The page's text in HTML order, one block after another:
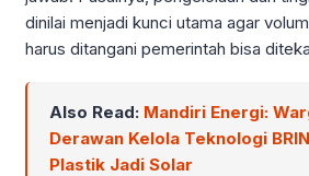
dinilai menjadi kunci utama agar
harus ditangani pemerintah bisa
Also Read: Mandiri Energi:
Derawan Kelola Teknologi
Plastik Jadi Solar